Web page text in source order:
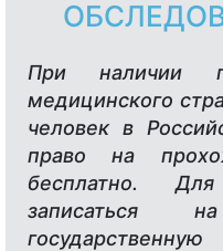
При наличии
медицинского
человек в
право на
бесплатно.
записаться